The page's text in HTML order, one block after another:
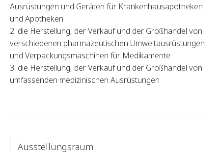
Ausrüstungen und Geräten für Krankenhausapotheken
und Apotheken
2. die Herstellung, der Verkauf und der Großhandel von
verschiedenen pharmazeutischen Umweltausrüstungen
und Verpackungsmaschinen für Medikamente
3. die Herstellung, der Verkauf und der Großhandel von
umfassenden medizinischen Ausrüstungen
Ausstellungsraum